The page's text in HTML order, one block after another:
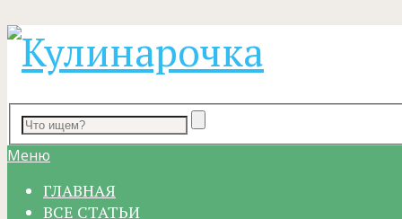
Меню
ГЛАВНАЯ
ВСЕ СТАТЬИ